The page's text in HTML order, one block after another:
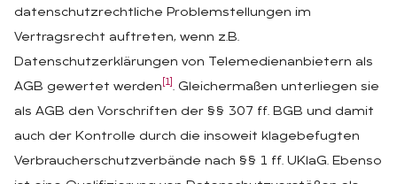
datenschutzrechtliche Problemstellungen im
Vertragsrecht auftreten, wenn z.B.
Datenschutzerklärungen von Telemedienanbietern als
AGB gewertet werden [1] . Gleichermaßen unterliegen sie
als AGB den Vorschriften der §§ 307 ff. BGB und damit
auch der Kontrolle durch die insoweit klagebefugten
Verbraucherschutzverbände nach §§ 1 ff. UKlaG. Ebenso